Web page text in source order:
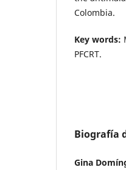
Colombia.
Key words:
PFCRT.
Biografía
Gina